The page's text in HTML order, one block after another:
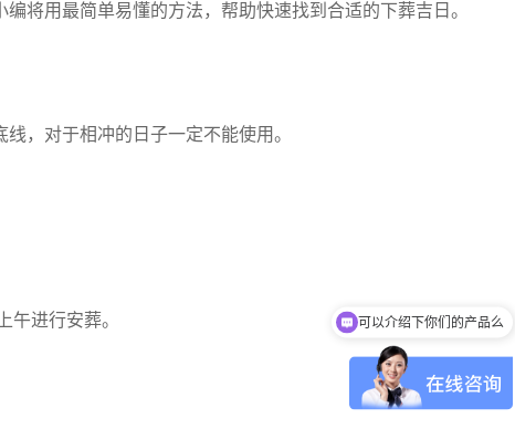
编将用最简单易懂的方法，帮助快速找到合适的下葬吉日。
，对于相冲的日子一定不能使用。
进行安葬。
可以介绍下你们的产品么